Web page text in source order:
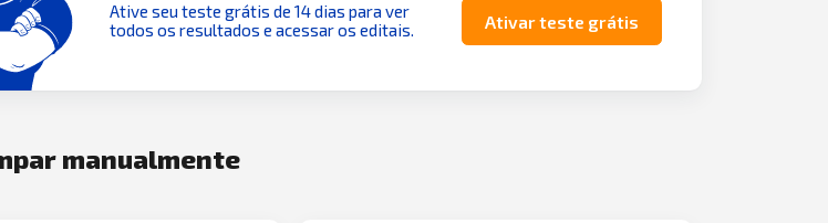
Ative seu teste grátis de 14 dias para ver
todos os resultados e acessar os editais.
Ativar teste grátis
manualmente